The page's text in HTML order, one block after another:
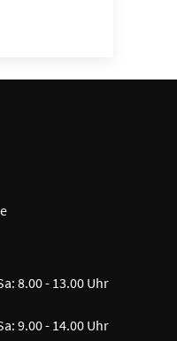
8.00 - 13.00 Uhr
9.00 - 14.00 Uhr